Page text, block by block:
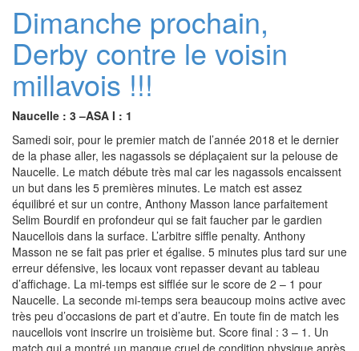
Dimanche prochain,
Derby contre le voisin
millavois !!!
Naucelle : 3 –ASA I : 1
Samedi soir, pour le premier match de l’année 2018 et le dernier
de la phase aller, les nagassols se déplaçaient sur la pelouse de
Naucelle. Le match débute très mal car les nagassols encaissent
un but dans les 5 premières minutes. Le match est assez
équilibré et sur un contre, Anthony Masson lance parfaitement
Selim Bourdif en profondeur qui se fait faucher par le gardien
Naucellois dans la surface. L’arbitre siffle penalty. Anthony
Masson ne se fait pas prier et égalise. 5 minutes plus tard sur une
erreur défensive, les locaux vont repasser devant au tableau
d’affichage. La mi-temps est sifflée sur le score de 2 – 1 pour
Naucelle. La seconde mi-temps sera beaucoup moins active avec
très peu d’occasions de part et d’autre. En toute fin de match les
naucellois vont inscrire un troisième but. Score final : 3 – 1. Un
match qui a montré un manque cruel de condition physique après